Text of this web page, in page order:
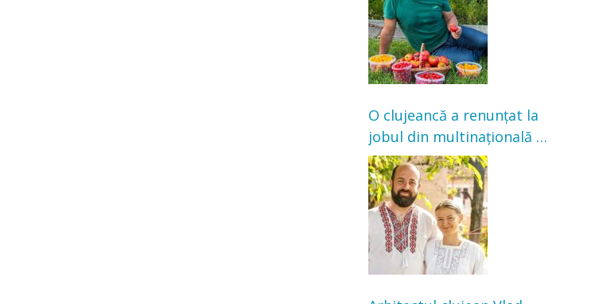
satisfacție”
O clujeancă a renunțat la
jobul din multinațională și
s-a mutat la țară. Acum
cultivă legume în grădina
bunicilor